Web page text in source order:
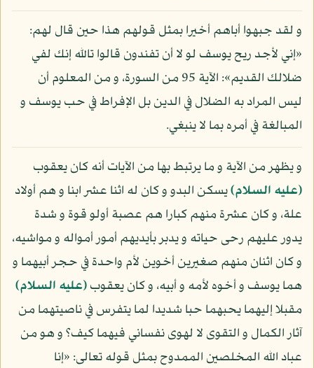
و لقد جبهوا أباهم أخيرا بمثل قولهم هذا حين قال لهم:
«إني لأجد ريح يوسف لو لا أن تفندون قالوا تالله إنك لفي
ضلالك القديم»: الآية 95 من السورة، و من المعلوم أن
ليس المراد به الضلال في الدين بل الإفراط في حب يوسف و
المبالغة في أمره بما لا ينبغي.
و يظهر من الآية و ما يرتبط بها من الآيات أنه كان يعقوب
(عليه السلام)يسكن البدو و كان له اثنا عشر ابنا و هم أولاد
علة، و كان عشرة منهم كبارا هم عصبة أولو قوة و شدة
يدور عليهم رحى حياته و يدبر بأيديهم أمور أمواله و مواشيه،
و كان اثنان منهم صغيرين أخوين لأم واحدة في حجر أبيهما و
هما يوسف و أخوه لأمه و أبيه، و كان يعقوب(عليه السلام)
مقبلا إليهما يحبهما حبا شديدا لما يتفرس في ناصيتهما من
آثار الكمال و التقوى لا لهوى نفساني فيهما كيف؟ و هو من
عباد الله المخلصين الممدوح بمثل قوله تعالى: «إنا